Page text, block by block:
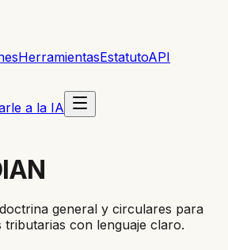
HerramientasEstatutoAPI
a la IA
general y circulares para
tributarias con lenguaje claro.